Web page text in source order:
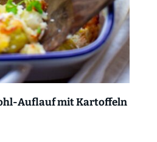
Auflauf mit Kartoffeln